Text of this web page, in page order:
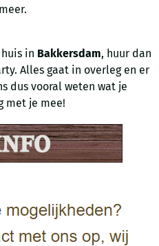
in Bakkersdam, huur dan
Alles gaat in overleg en er
dus vooral weten wat je
met je mee!